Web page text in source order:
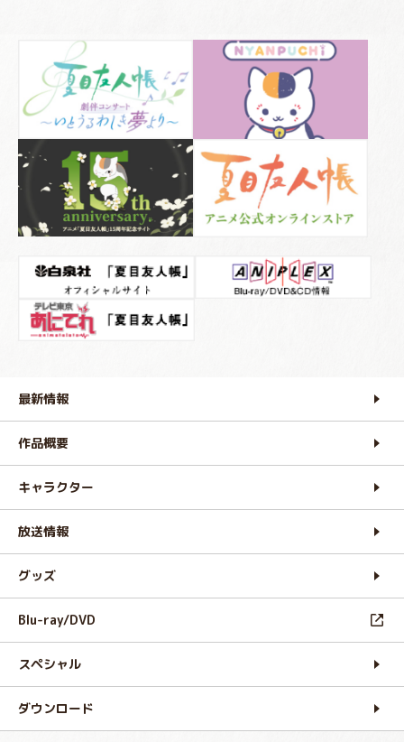
最新情報
作品概要
キャラクター
放送情報
グッズ
Blu-ray/DVD
スペシャル
ダウンロード